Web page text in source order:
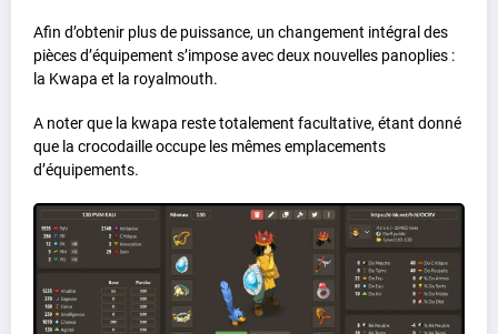
Afin d’obtenir plus de puissance, un changement intégral des
pièces d’équipement s’impose avec deux nouvelles panoplies :
la Kwapa et la royalmouth.
A noter que la kwapa reste totalement facultative, étant donné
que la crocodaille occupe les mêmes emplacements
d’équipements.